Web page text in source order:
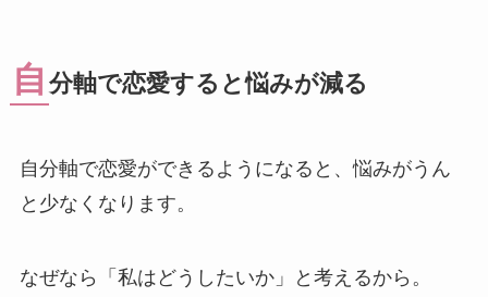
自 分軸で恋愛すると悩みが減る
自分軸で恋愛ができるようになると、悩みがうん
と少なくなります。
なぜなら「私はどうしたいか」と考えるから。